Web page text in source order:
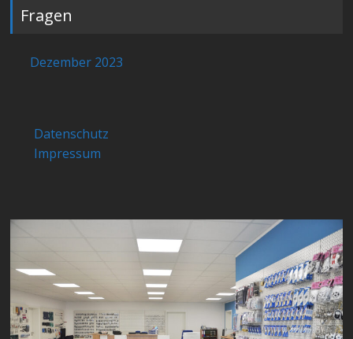
Fragen
Dezember 2023
Datenschutz
Impressum